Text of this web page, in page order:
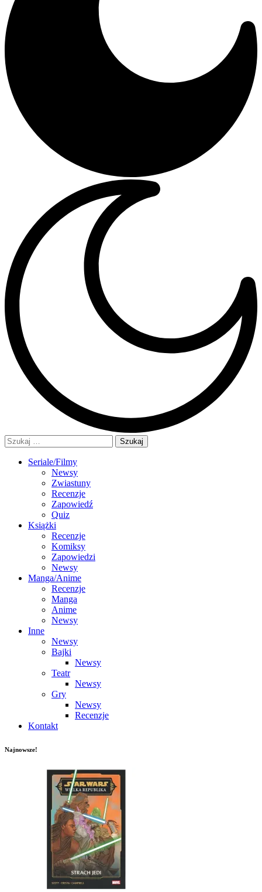
Szukaj:
Seriale/Filmy
Newsy
Zwiastuny
Recenzje
Zapowiedź
Quiz
Książki
Recenzje
Komiksy
Zapowiedzi
Newsy
Manga/Anime
Recenzje
Manga
Anime
Newsy
Inne
Newsy
Bajki
Newsy
Teatr
Newsy
Gry
Newsy
Recenzje
Kontakt
Najnowsze!